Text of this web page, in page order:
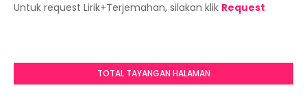
Untuk request Lirik+Terjemahan, silakan klik Request
TOTAL TAYANGAN HALAMAN